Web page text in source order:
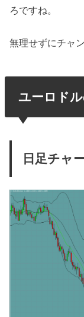
ろですね。
無理せずにチャ
ユーロド
日足チャ